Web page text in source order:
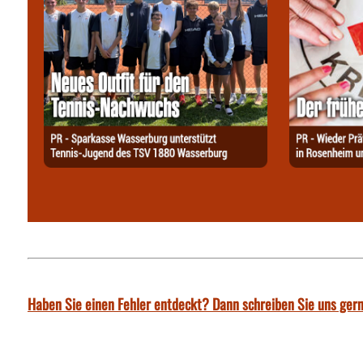
Haben Sie einen Fehler entdeckt? Dann schreiben Sie uns